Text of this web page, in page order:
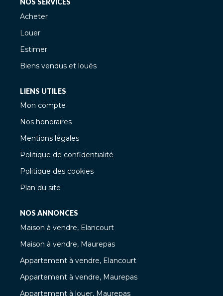
NOS SERVICES
Acheter
Louer
Estimer
Biens vendus et loués
LIENS UTILES
Mon compte
Nos honoraires
Mentions légales
Politique de confidentialité
Politique des cookies
Plan du site
NOS ANNONCES
Maison à vendre, Elancourt
Maison à vendre, Maurepas
Appartement à vendre, Elancourt
Appartement à vendre, Maurepas
Appartement à louer, Maurepas